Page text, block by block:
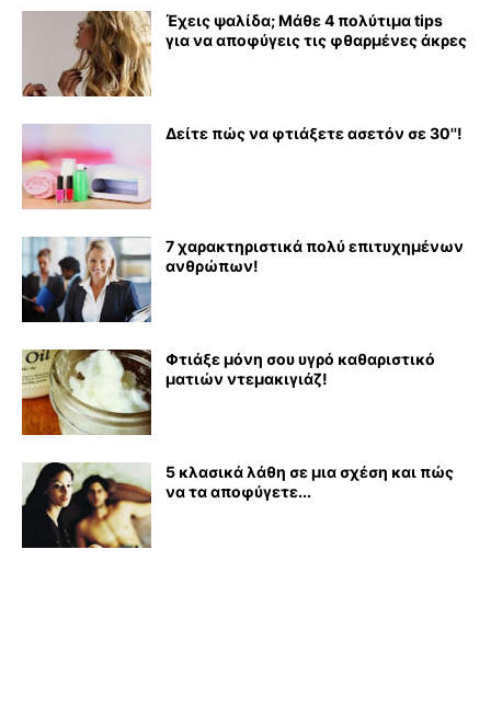
Έχεις ψαλίδα; Μάθε 4 πολύτιμα tips
για να αποφύγεις τις φθαρμένες άκρες
Δείτε πώς να φτιάξετε ασετόν σε 30''!
7 χαρακτηριστικά πολύ επιτυχημένων
ανθρώπων!
Φτιάξε μόνη σου υγρό καθαριστικό
ματιών ντεμακιγιάζ!
5 κλασικά λάθη σε μια σχέση και πώς
να τα αποφύγετε...